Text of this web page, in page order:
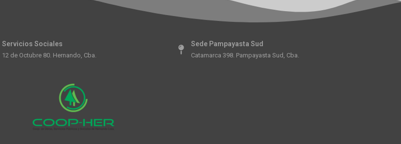
Servicios Sociales
12 de Octubre 80. Hernando, Cba.
Sede Pampayasta Sud
Catamarca 398. Pampayasta Sud, Cba.